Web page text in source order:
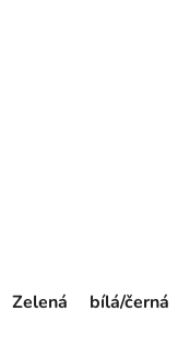
Zelená bílá/černá